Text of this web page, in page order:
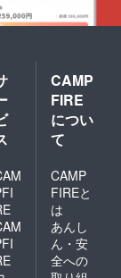
CAMP
FIRE
につい
て
CAMP
FIREと
は
あんし
ん・安
全への